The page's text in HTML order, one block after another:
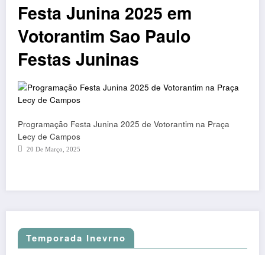
Festa Junina 2025 em
Votorantim Sao Paulo
Festas Juninas
Programação Festa Junina 2025 de Votorantim na Praça
Lecy de Campos
20 De Março, 2025
Temporada Inevrno